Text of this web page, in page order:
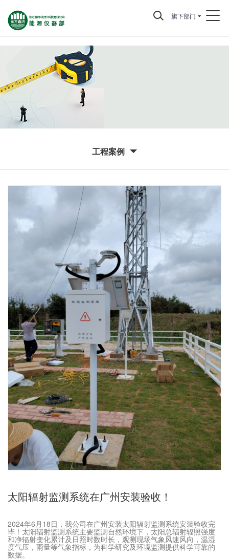
旗下部门
工程案例
太阳辐射监测系统在广州安装验收！
2024年6月18日，我公司在广州安装太阳辐射监测系统安装验收完
毕！太阳辐射监测系统主要监测自然环境下，太阳总辐射辐照强度
和净辐射变化累计及日照时数时长，观测现场气象风速风向，温湿
度气压，雨量等气象指标，为科学研究及环境监测提供科学可靠的
数据。